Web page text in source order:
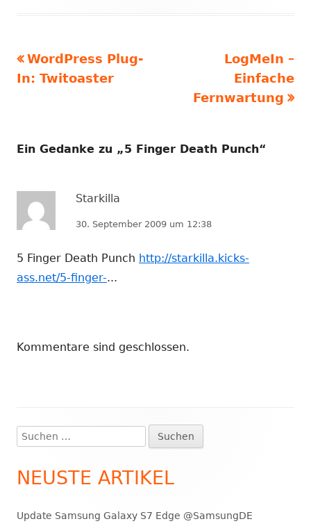
Beitragsnavigation
Vorheriger
Beitrag:
WordPress Plug-
In: Twitoaster
Nächster
Beitrag
LogMeIn –
Einfache
Fernwartung
Ein Gedanke zu „5 Finger Death Punch“
Starkilla
30. September 2009 um 12:38
5 Finger Death Punch http://starkilla.kicks-
ass.net/5-finger-...
Kommentare sind geschlossen.
Haupt-
Seitenleiste
Suchen
nach:
NEUSTE ARTIKEL
Update Samsung Galaxy S7 Edge @SamsungDE